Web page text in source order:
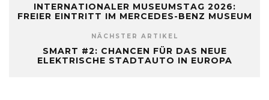
INTERNATIONALER MUSEUMSTAG 2026:
FREIER EINTRITT IM MERCEDES-BENZ MUSEUM
NÄCHSTER ARTIKEL
SMART #2: CHANCEN FÜR DAS NEUE
ELEKTRISCHE STADTAUTO IN EUROPA